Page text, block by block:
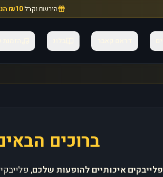
הירשם וקבל₪10 הנחה
ברוכים
פלייבקים איכותיים להופעות שלכם,